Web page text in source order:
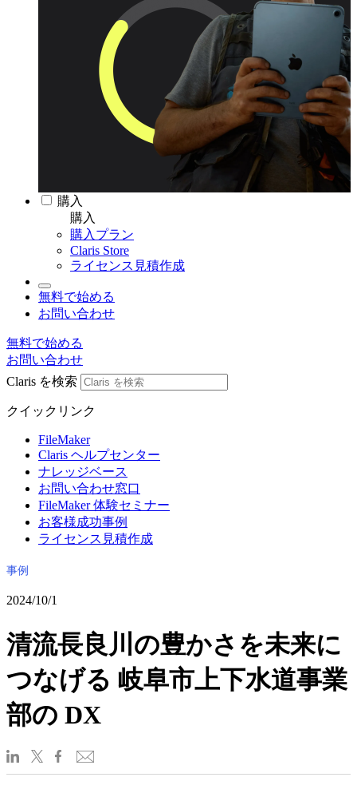
購入
購入
購入プラン
Claris Store
ライセンス見積作成
無料で始める
お問い合わせ
無料で始める
お問い合わせ
Claris を検索
クイックリンク
FileMaker
Claris ヘルプセンター
ナレッジベース
お問い合わせ窓口
FileMaker 体験セミナー
お客様成功事例
ライセンス見積作成
事例
2024/10/1
清流長良川の豊かさを未来に
つなげる 岐阜市上下水道事業
部の DX